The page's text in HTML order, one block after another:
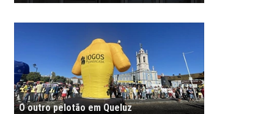
O outro pelotão em Queluz